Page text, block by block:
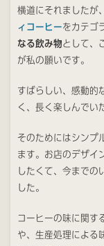
横道にそれましたが
ィコーヒーをカテゴ
なる飲み物として、
が私の願いです。
すばらしい、感動的
く、長く楽しんでい
そのためにはシンプ
ます。お店のデザイ
したくて、今までの
した。
コーヒーの味に関す
や、生産処理による